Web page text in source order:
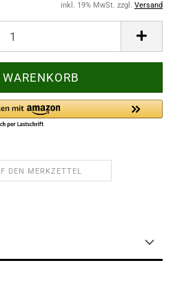
inkl. 19% MwSt. zzgl. Versand
DEN MERKZETTEL